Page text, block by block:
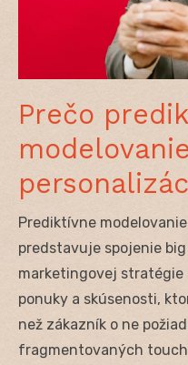
Prečo
Prediktívne
predstavuje spojenie
marketingovej stratégie
ponuky a skúsenosti,
než zákazník o ne
fragmentovaných